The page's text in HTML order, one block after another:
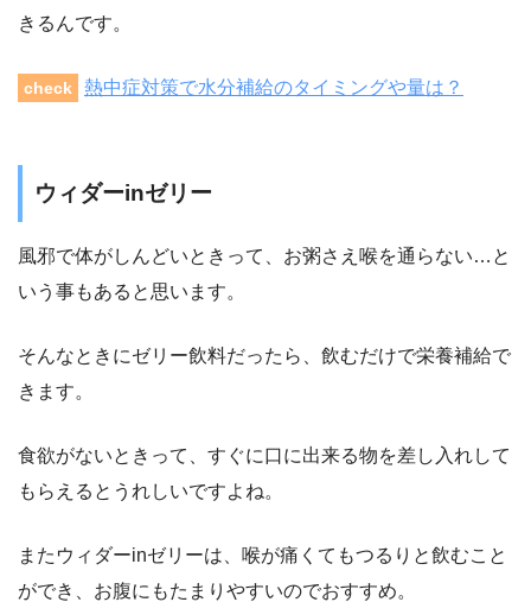
きるんです。
check 熱中症対策で水分補給のタイミングや量は？
ウィダーinゼリー
風邪で体がしんどいときって、お粥さえ喉を通らない…と
いう事もあると思います。
そんなときにゼリー飲料だったら、飲むだけで栄養補給で
きます。
食欲がないときって、すぐに口に出来る物を差し入れして
もらえるとうれしいですよね。
またウィダーinゼリーは、喉が痛くてもつるりと飲むこと
ができ、お腹にもたまりやすいのでおすすめ。